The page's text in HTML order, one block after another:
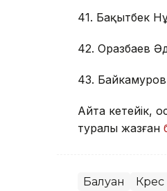
41. Бақытбек
42. Оразбаев
43.
Айта кетейік,
туралы жазған
Балуан Күрес